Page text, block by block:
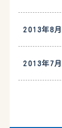
2013年8月
2013年7月